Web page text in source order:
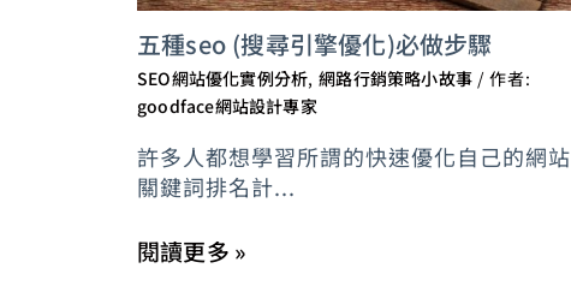
五種seo (搜尋引擎優化)必做步驟
SEO網站優化實例分析,網路行銷策略小故事 / 作者:
goodface網站設計專家
許多人都想學習所謂的快速優化自己的網站
關鍵詞排名計...
閱讀更多 »